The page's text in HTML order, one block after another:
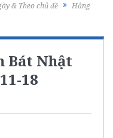
& Theo chủ đề
Hằng
Bát Nhật
18